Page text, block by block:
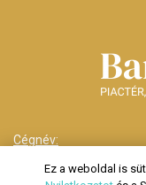
Cégnév:
Ez a weboldal is